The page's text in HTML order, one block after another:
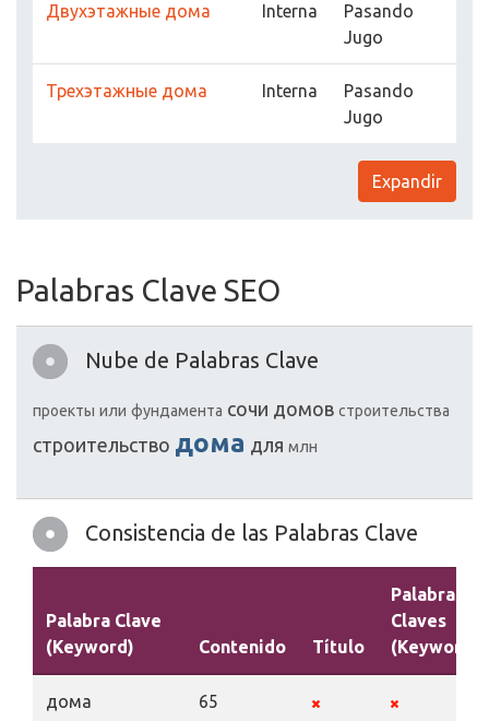
Двухэтажные дома Interna
Pasando
Jugo
Трехэтажные дома Interna
Pasando
Jugo
Expandir
Palabras Clave SEO
Nube de Palabras Clave
проекты или фундамента сочи домов строительства
строительство дома для млн
Consistencia de las Palabras Clave
Palabra Clave
(Keyword)
Contenido Título
Palabras
Claves
(Keywords)
дома 65